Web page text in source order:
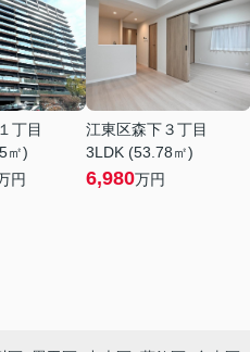
丁目
㎡)
円
江東区森下３丁目
3LDK (53.78㎡)
6,980万円